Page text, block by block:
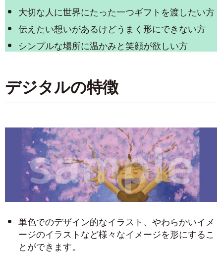
大切な人に世界にたった一つギフトを渡したい方
伝えたい想いがあるけどうまく形にできない方
シンプルな場所に温かみと笑顔が欲しい方
デジタルの特徴
単色でのデザイン的なイラスト、やわらかいイメ
ージのイラストなど様々なイメージを形にするこ
とができます。